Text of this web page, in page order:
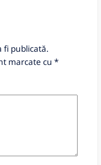
fi publicată.
marcate cu *